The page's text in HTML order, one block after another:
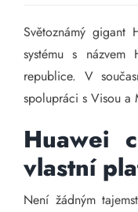
Světoznámý gigant
systému s
republice. V
spolupráci s Visou a
Huawei
vlastní
Není žádným